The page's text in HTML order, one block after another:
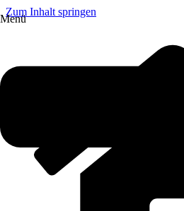
Zum Inhalt springen
Menü